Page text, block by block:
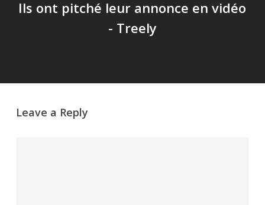
Ils ont pitché leur annonce en vidéo
- Treely
Leave a Reply